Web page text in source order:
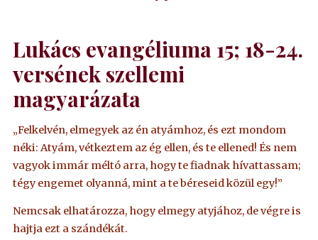
Lukács evangéliuma 15; 18-24.
versének szellemi
magyarázata
„Felkelvén, elmegyek az én atyámhoz, és ezt mondom
néki: Atyám, vétkeztem az ég ellen, és te ellened! És nem
vagyok immár méltó arra, hogy te fiadnak hívattassam;
tégy engemet olyanná, mint a te béreseid közül egy!”
Nemcsak elhatározza, hogy elmegy atyjához, de végre is
hajtja ezt a szándékát.